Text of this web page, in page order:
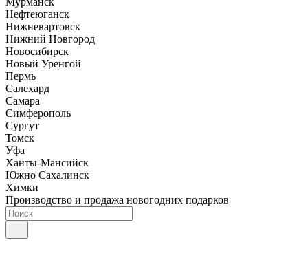
Нефтеюганск
Нижневартовск
Нижний Новгород
Новосибирск
Новый Уренгой
Пермь
Салехард
Самара
Симферополь
Сургут
Томск
Уфа
Ханты-Мансийск
Южно Сахалинск
Химки
Производство и продажа новогодних подарков